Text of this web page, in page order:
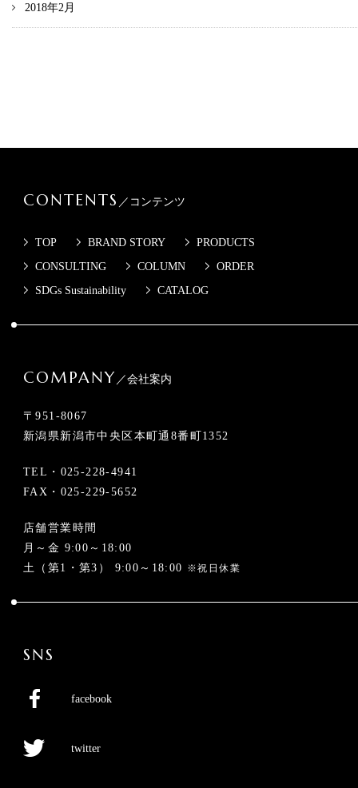
2018年2月
CONTENTS ／コンテンツ
TOP BRAND STORY
PRODUCTS
CONSULTING
COLUMN
ORDER
SDGs Sustainability
CATALOG
COMPANY ／会社案内
〒951-8067
新潟県新潟市中央区本町通8番町1352
TEL・ 025-228-4941
FAX・025-229-5652
店舗営業時間
月～金 9:00～18:00
土（第1・第3） 9:00～18:00 ※祝日休業
SNS
facebook
twitter